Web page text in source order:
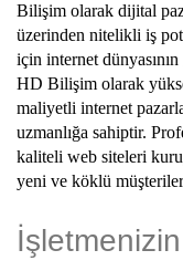
Bilişim olarak dijital
üzerinden nitelikli iş
için internet
HD Bilişim olarak
maliyetli internet
uzmanlığa sahiptir.
kaliteli web siteleri
yeni ve köklü